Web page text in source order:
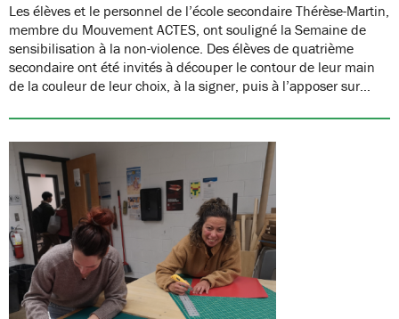
Les élèves et le personnel de l’école secondaire Thérèse-Martin,
membre du Mouvement ACTES, ont souligné la Semaine de
sensibilisation à la non-violence. Des élèves de quatrième
secondaire ont été invités à découper le contour de leur main
de la couleur de leur choix, à la signer, puis à l’apposer sur…